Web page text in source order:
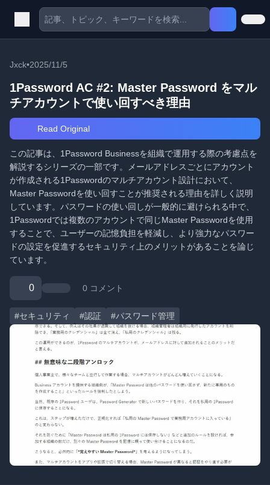
Jxck•2025/11/5
1Password AC #2: Master Password をマル
チアカウントで使い回すべき理由
Read Original
この記事は、1Password Businessを組織で運用する際の考慮点を
解説するシリーズの一部です。メールアドレスごとにアカウント
が作成される1Passwordのマルチアカウント設計において、
Master Passwordを使い回すことが推奨される理由を詳しく説明
しています。パスワードの使い回しが一般的に避けられる中で、
1Passwordでは複数のアカウントで同じMaster Passwordを使用
することで、ユーザーの記憶負担を軽減し、より強力なパスワー
ドの設定を促進するセキュリティ上のメリットがあることを論じ
ています。
0 0 コメント
#セキュリティ #認証 #パスワード管理